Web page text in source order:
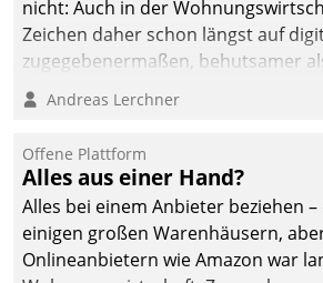
nicht: Auch in der
Zeichen daher schon längst auf
zugegebenermaßen, behutsamer
Branchen.
Andreas Lerchner
Offene Plattform
Alles aus einer Hand?
Alles bei einem Anbieter beziehen
einigen großen Warenhäusern,
Onlineanbietern wie Amazon war